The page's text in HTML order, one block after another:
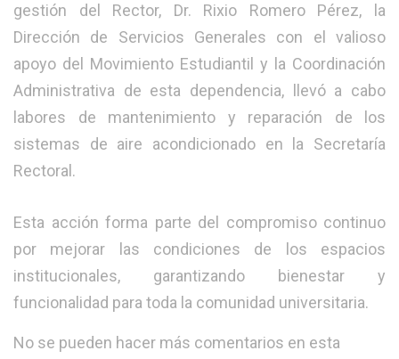
gestión del Rector, Dr. Rixio Romero Pérez, la
Dirección de Servicios Generales con el valioso
apoyo del Movimiento Estudiantil y la Coordinación
Administrativa de esta dependencia, llevó a cabo
labores de mantenimiento y reparación de los
sistemas de aire acondicionado en la Secretaría
Rectoral.
Esta acción forma parte del compromiso continuo
por mejorar las condiciones de los espacios
institucionales, garantizando bienestar y
funcionalidad para toda la comunidad universitaria.
No se pueden hacer más comentarios en esta